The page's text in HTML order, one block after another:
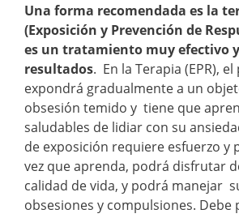
Una forma recomendada es la
(Exposición y Prevención de
es un tratamiento muy efectivo
resultados. En la Terapia (EPR),
expondrá gradualmente a un
obsesión temido y tiene que
saludables de lidiar con su
de exposición requiere esfuerzo y
vez que aprenda, podrá disfrutar
calidad de vida, y podrá manejar
obsesiones y compulsiones. Debe